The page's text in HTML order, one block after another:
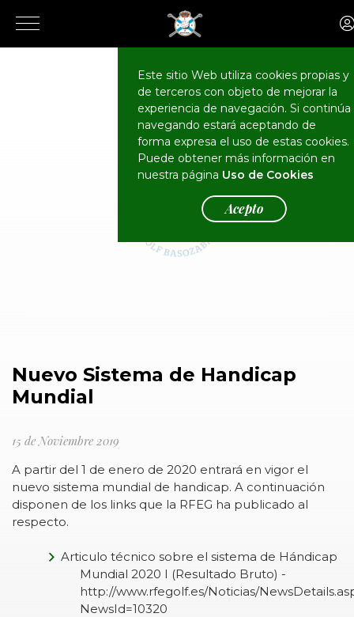
Este sitio Web utiliza cookies propias y
de terceros con objeto de mejorar la
experiencia de navegación. Si continúa
navegando estará aceptando de
forma expresa el uso de estas cookies.
Puede obtener más información en
nuestra página Uso de Cookies
Acepto
El Club Actualidad
Nuevo Sistema de Handicap
Mundial
15 de Noviembre 2019
A partir del 1 de enero de 2020 entrará en vigor el
nuevo sistema mundial de handicap. A continuación
disponen de los links que la RFEG ha publicado al
respecto.
Articulo técnico sobre el sistema de Hándicap
Mundial 2020 I (Resultado Bruto) -
http://www.rfegolf.es/Noticias/
NewsId=10320